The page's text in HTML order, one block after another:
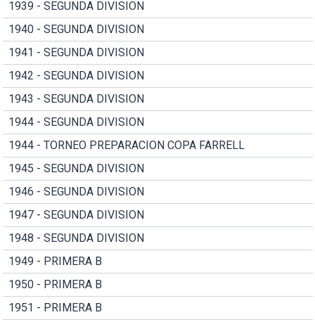
1939 - SEGUNDA DIVISION
1940 - SEGUNDA DIVISION
1941 - SEGUNDA DIVISION
1942 - SEGUNDA DIVISION
1943 - SEGUNDA DIVISION
1944 - SEGUNDA DIVISION
1944 - TORNEO PREPARACION COPA FARRELL
1945 - SEGUNDA DIVISION
1946 - SEGUNDA DIVISION
1947 - SEGUNDA DIVISION
1948 - SEGUNDA DIVISION
1949 - PRIMERA B
1950 - PRIMERA B
1951 - PRIMERA B